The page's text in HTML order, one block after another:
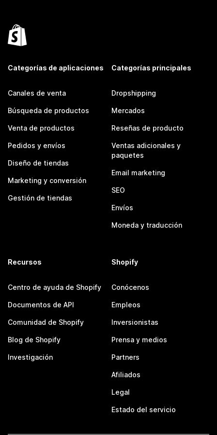
Categorías de aplicaciones
Canales de venta
Búsqueda de productos
Venta de productos
Pedidos y envíos
Diseño de tiendas
Marketing y conversión
Gestión de tiendas
Categorías principales
Dropshipping
Mercados
Reseñas de producto
Ventas adicionales y
paquetes
Email marketing
SEO
Envíos
Moneda y traducción
Recursos
Centro de ayuda de Shopify
Documentos de API
Comunidad de Shopify
Blog de Shopify
Investigación
Shopify
Conócenos
Empleos
Inversionistas
Prensa y medios
Partners
Afiliados
Legal
Estado del servicio